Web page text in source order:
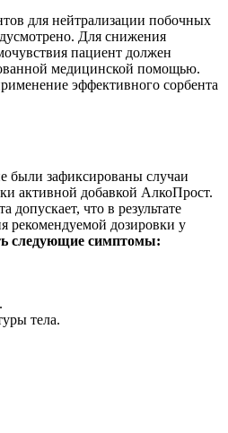
для нейтрализации побочных
Для снижения
пациент должен
медицинской помощью.
эффективного сорбента
были зафиксированы случаи
активной добавкой АлкоПрост.
допускает, что в результате
рекомендуемой дозировки у
следующие симптомы:
тела.